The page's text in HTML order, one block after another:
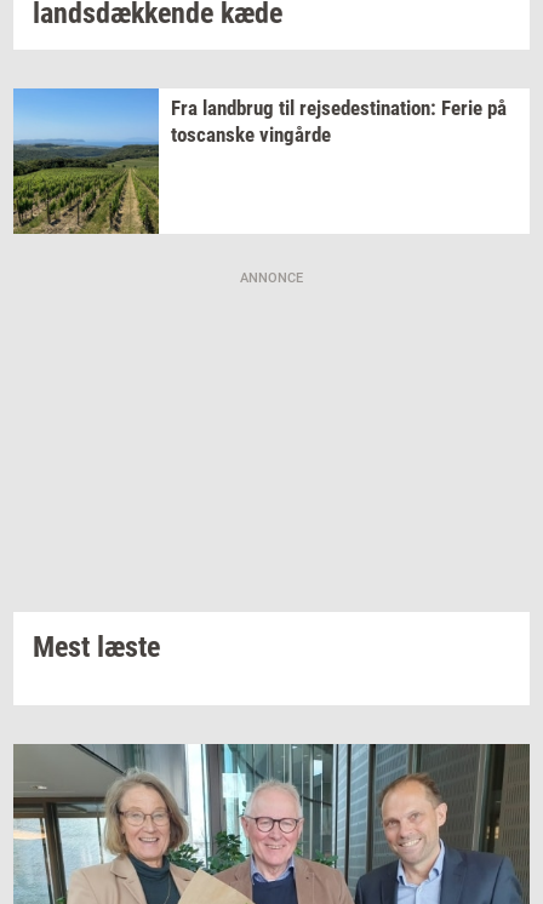
lands­dæk­ken­de kæde
Fra land­brug til rej­se­desti­na­tion: Ferie på
toscan­ske vin­går­de
ANNONCE
Mest læste